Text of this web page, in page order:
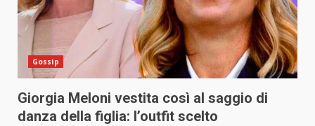
Gossip
Giorgia Meloni vestita così al saggio di
danza della figlia: l’outfit scelto